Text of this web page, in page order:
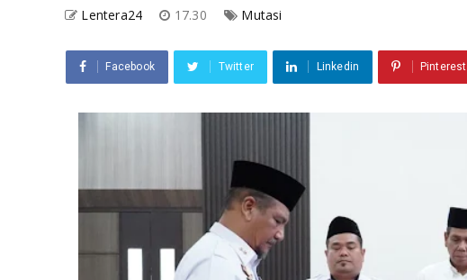
Lentera24 17.30 Mutasi
Facebook Twitter Linkedin Pinterest